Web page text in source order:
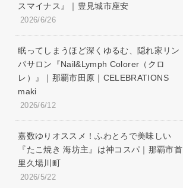
スマイナス』｜豊見城市座安
2026/6/26
眠ってしまうほど深くゆるむ、隠れ家リン
パサロン『Nail&Lymph Colorer（クロ
レ）』｜那覇市田原｜CELEBRATIONS
maki
2026/6/12
嘉数ゆりオススメ！ふわとろで美味しい
『たこ焼き 海坊主』は神コスパ｜那覇市首
里久場川町
2026/5/22